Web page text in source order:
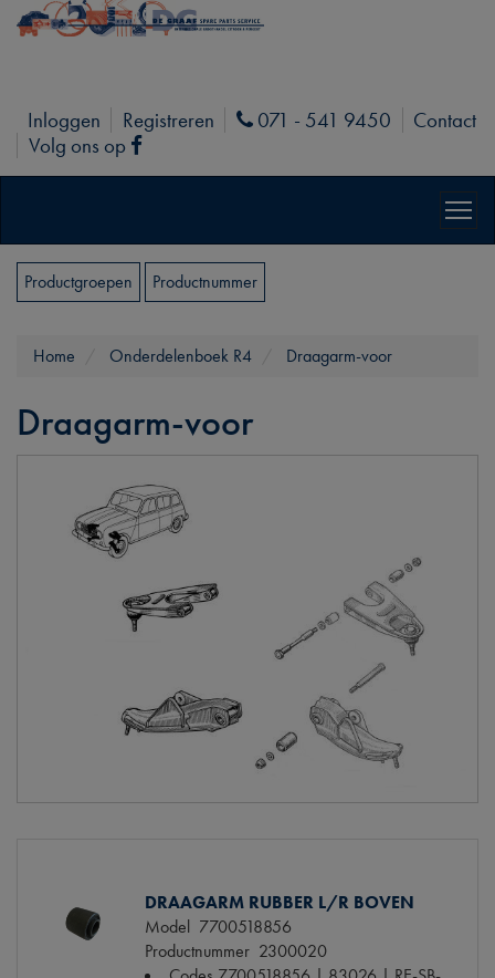
Inloggen Registreren Phone
071 - 541 9450
Contact
Volg ons op
Facebook
Productgroepen Productnummer
Home Onderdelenboek R4 Draagarm-voor
Draagarm-voor
DRAAGARM RUBBER L/R BOVEN
Model 7700518856
Productnummer 2300020